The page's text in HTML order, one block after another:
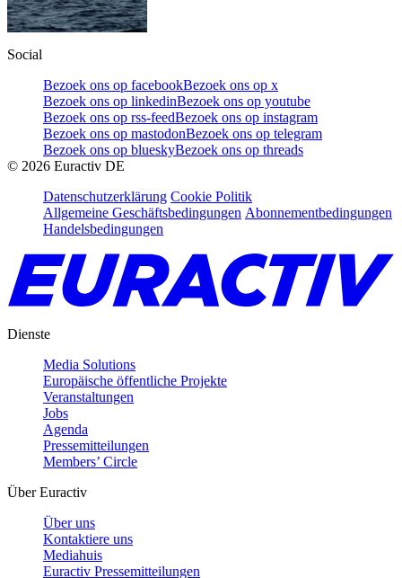
Social
Bezoek ons op facebookBezoek ons op x
Bezoek ons op linkedinBezoek ons op youtube
Bezoek ons op rss-feedBezoek ons op instagram
Bezoek ons op mastodonBezoek ons op telegram
Bezoek ons op blueskyBezoek ons op threads
© 2026 Euractiv DE
Datenschutzerklärung Cookie Politik
Allgemeine Geschäftsbedingungen Abonnementbedingungen
Handelsbedingungen
Dienste
Media Solutions
Europäische öffentliche Projekte
Veranstaltungen
Jobs
Agenda
Pressemitteilungen
Members’ Circle
Über Euractiv
Über uns
Kontaktiere uns
Mediahuis
Euractiv Pressemitteilungen